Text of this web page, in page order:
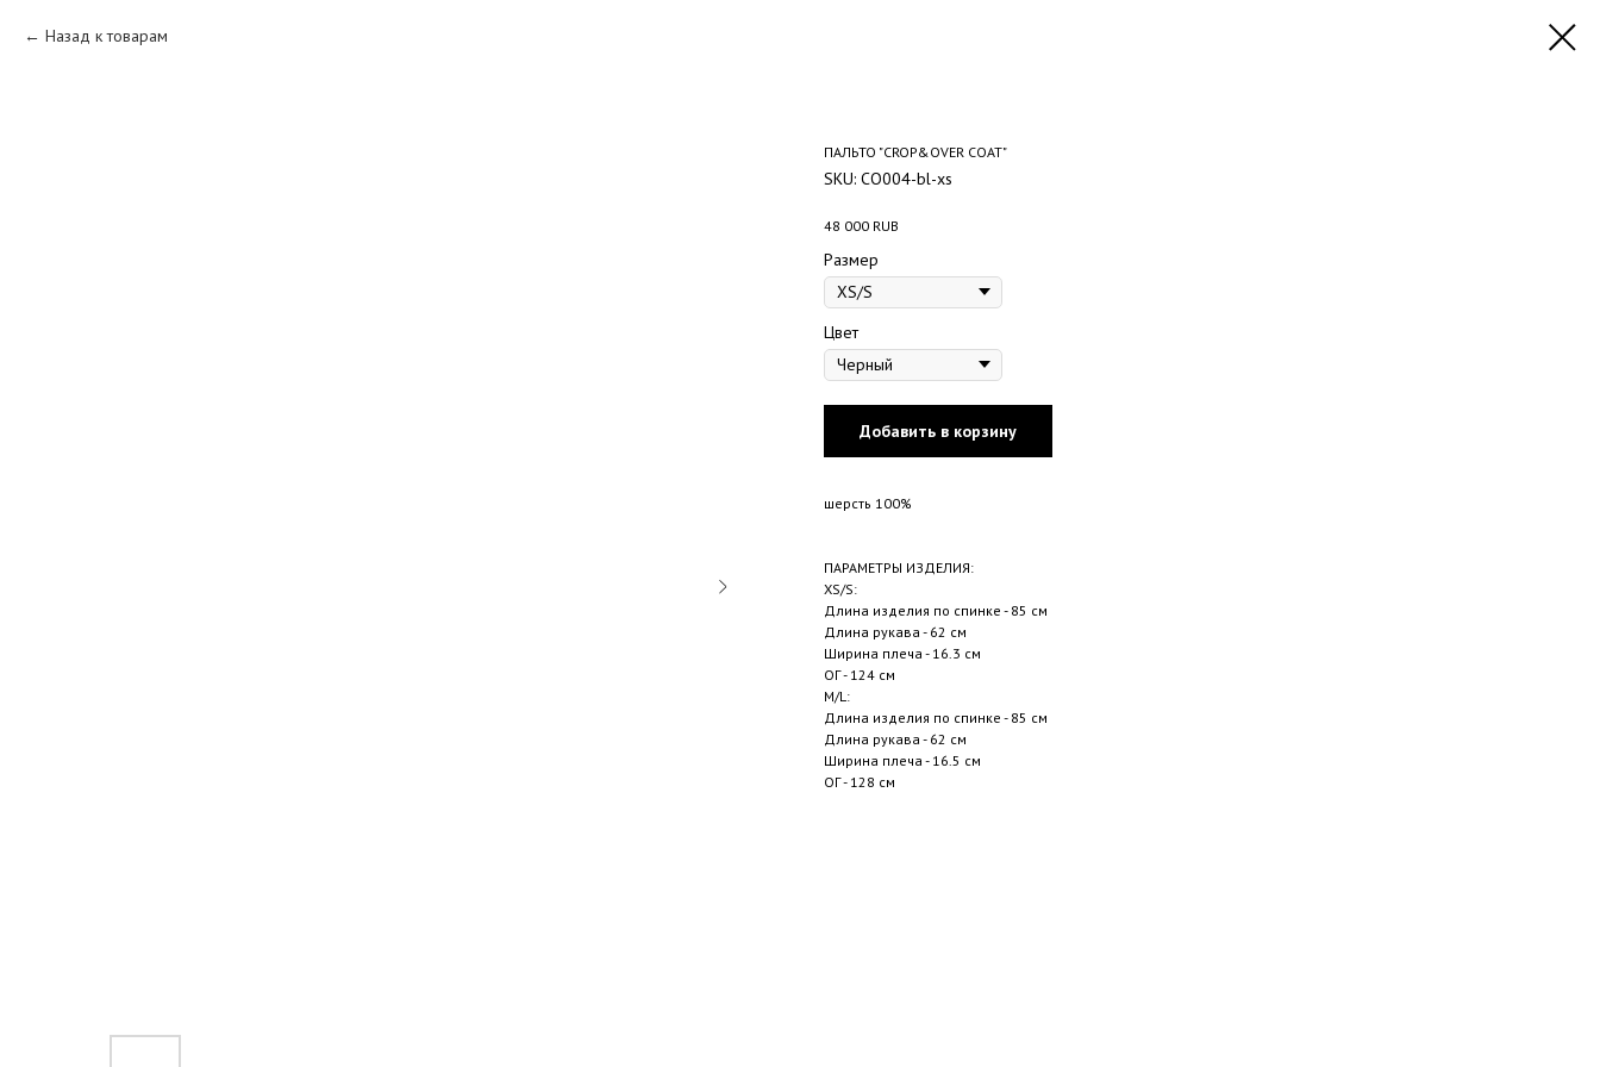
Назад к товарам
ПАЛЬТО "CROP&OVER COAT"
SKU: CO004-bl-xs
48 000 RUB
Размер
Цвет
Добавить в корзину
шерсть 100%
ПАРАМЕТРЫ ИЗДЕЛИЯ:
XS/S:
Длина изделия по спинке - 85 см
Длина рукава - 62 см
Ширина плеча - 16.3 см
ОГ - 124 см
M/L:
Длина изделия по спинке - 85 см
Длина рукава - 62 см
Ширина плеча - 16.5 см
ОГ - 128 см